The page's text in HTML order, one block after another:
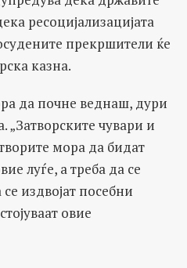
ресоцијализацијата
прекршители ќе
казна.
да почне веднаш, дури
„Затворските чувари и
мора да бидат
луѓе, а треба да се
издвојат посебни
овие